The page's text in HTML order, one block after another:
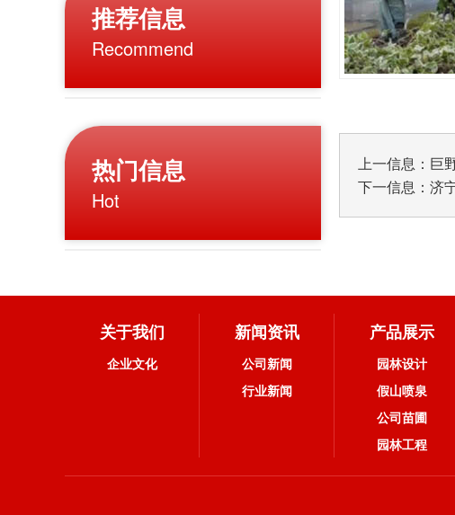
推荐信息
Recommend
热门信息
Hot
上一信息： 巨
下一信息： 济
关于我们
企业文化
新闻资讯
公司新闻
行业新闻
产品展示
园林设计
假山喷泉
公司苗圃
园林工程